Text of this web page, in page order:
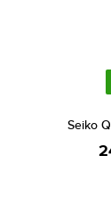
Seiko